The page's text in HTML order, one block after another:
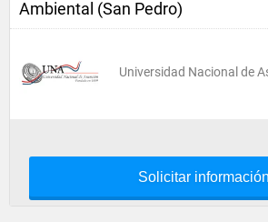
Ambiental (San Pedro)
Universidad Nacional de
Solicitar información